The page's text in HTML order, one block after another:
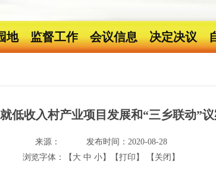
地 监督工作 会议信息 决定决议
低收入村产业项目发展和“三乡联动”
来源：
发布时间：2020-08-28
浏览字体：【 大 中 小】 【打印】 【关闭】